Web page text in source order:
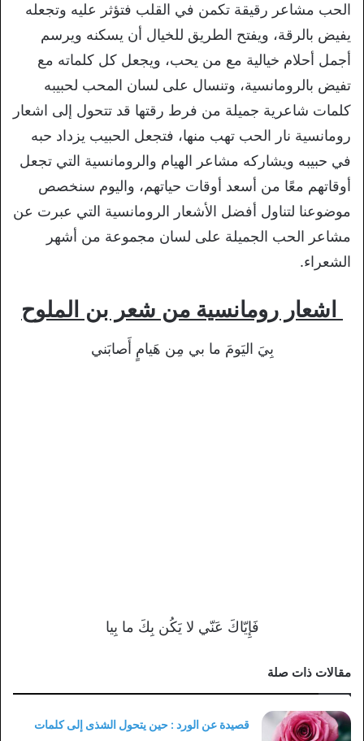
الحب مشاعر رقيقة تكمن في القلب فتؤثر عليه وتجعله
يفيض بالرقة، ويفتح الطريق للخيال أن يسكنه ويرسم
أجمل أحلام خيالية مع من يحب، ويجعل كل كلماته مع
تفيض بالرومانسية، وتنسال على لسان المحب لحبيبه
كلمات شاعرية جميلة من فرط رقتها قد تتحول إلى اشعار
رومانسية نار الحب تهب منها، فتجعل الحبيب يزداد حبه
في حبيبه ويشاركه مشاعر الهيام والرومانسية التي تجعل
أوقاتهم معًا من أسعد أوقات حياتهم، واليوم سنخصص
موضوعنا لتناول أفضل الأشعار الرومانسية التي عبرت عن
مشاعر الحب الجميلة على لسان مجموعة من أشهر
الشعراء.
اشعار رومانسية من شعر بن الملوح
بِيَ اليَومَ ما بي مِن هَيامٍ أَصابَني
فَإِيّاكَ عَنّي لا يَكُن بِكَ ما بِيا
مقالات ذات صلة
قصيدة عن الورد : حين يتحول الشذى إلى كلمات